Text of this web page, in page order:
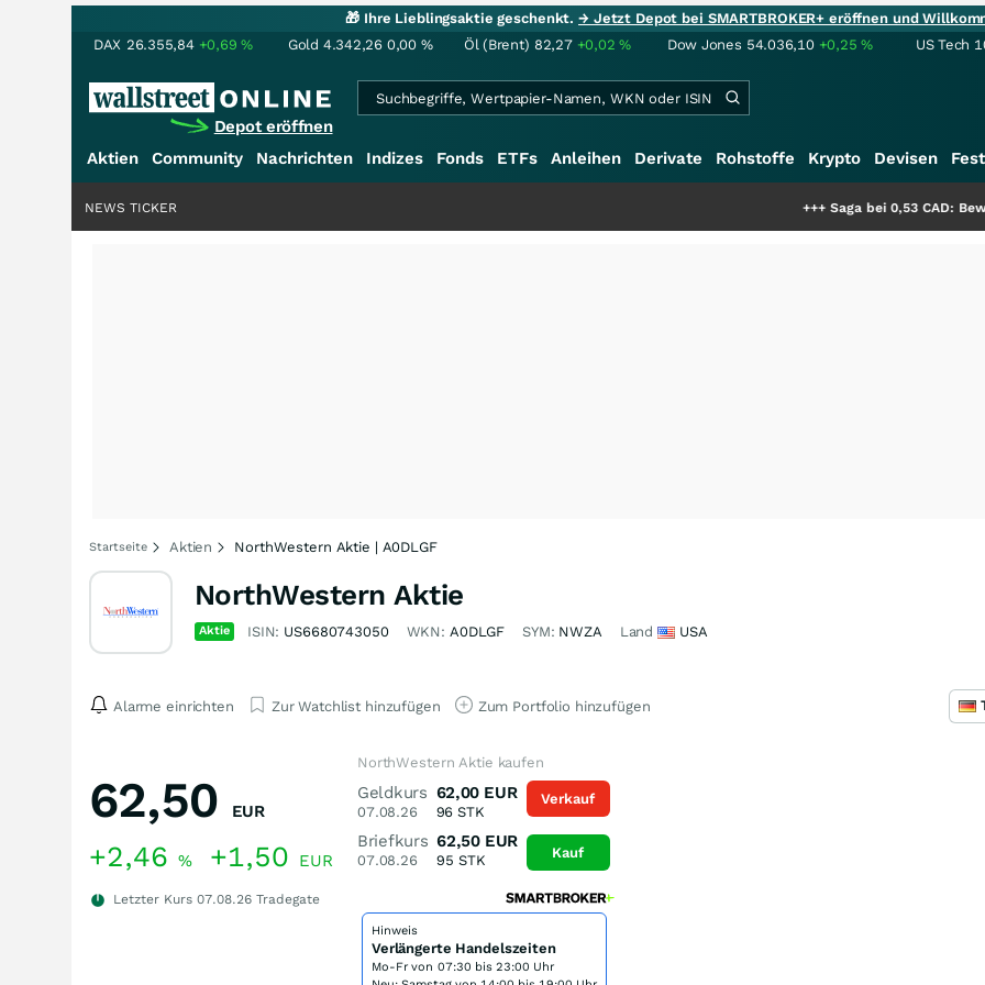
🎁 Ihre Lieblingsaktie geschenkt.→ Jetzt Depot bei SMARTBROKER+ eröffnen und
DAX 26.355,84 +0,69% Gold 4.342,26 0,00 % Öl (Brent) 82,27 +0,02% Dow Jones 54.036,10 +0,25% US Tech
Depot eröffnen
Aktien Community Nachrichten Indizes Fonds ETFs Anleihen Derivate Rohstoffe Krypto Devisen
Saga bei 0,53 CAD: Bewertet der
NEWS TICKER
Startseite Aktien NorthWestern Aktie | A0DLGF
NorthWestern Aktie
Aktie ISIN: US6680743050 WKN: A0DLGF SYM: NWZA Land USA
Alarme einrichten Zur Watchlist hinzufügen Zum Portfolio hinzufügen
62,50 EUR
+2,46 % +1,50 EUR
Letzter Kurs 07.08.26 Tradegate
NorthWestern Aktie kaufen
Geldkurs
07.08.26
62,00 EUR
96 STK
Briefkurs
07.08.26
62,50 EUR
95 STK
Verkauf
Kauf
Hinweis
Verlängerte Handelszeiten
Mo-Fr von 07:30 bis 23:00 Uhr